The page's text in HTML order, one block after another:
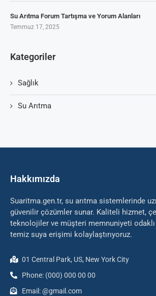
Su Arıtma Forum Tartışma ve Yorum Alanları
Temmuz 17, 2025
Kategoriler
Sağlık
Su Arıtma
Hakkımızda
Suaritma.gen.tr, su arıtma sistemlerinde
güvenilir çözümler sunar. Kaliteli hizmet,
teknolojiler ve müşteri memnuniyeti odaklı
temiz suya erişimi kolaylaştırıyoruz.
01 Central Park, US, New York City
Phone: (000) 000 00 00
Email: @gmail.com